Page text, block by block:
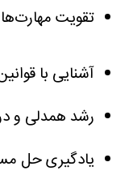
تقویت
آشنایی با
رشد همدلی و
یادگیری حل